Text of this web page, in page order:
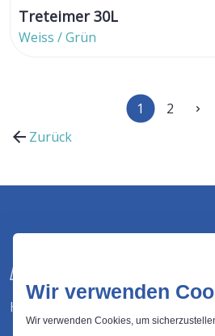
Treteimer 30L
Weiss / Grün
1
2
Zurück
Hersteller von Abfalllösungen
Wir verwenden
Wir verwenden Cookies, um